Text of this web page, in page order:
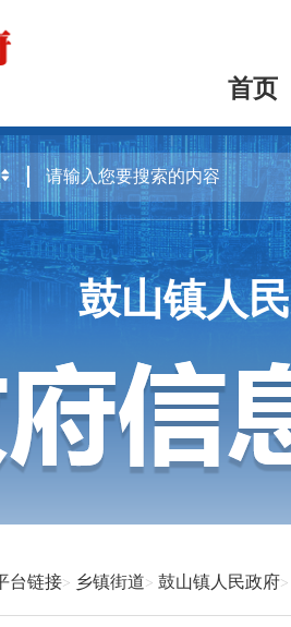
首页
鼓山镇人
台链接 乡镇街道 鼓山镇人民政府